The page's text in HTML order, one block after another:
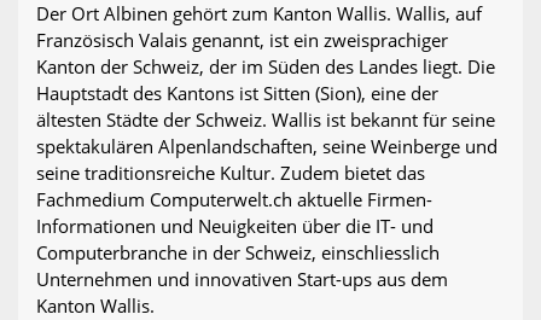
Der Ort Albinen gehört zum Kanton Wallis. Wallis, auf
Französisch Valais genannt, ist ein zweisprachiger
Kanton der Schweiz, der im Süden des Landes liegt. Die
Hauptstadt des Kantons ist Sitten (Sion), eine der
ältesten Städte der Schweiz. Wallis ist bekannt für seine
spektakulären Alpenlandschaften, seine Weinberge und
seine traditionsreiche Kultur. Zudem bietet das
Fachmedium Computerwelt.ch aktuelle Firmen-
Informationen und Neuigkeiten über die IT- und
Computerbranche in der Schweiz, einschliesslich
Unternehmen und innovativen Start-ups aus dem
Kanton Wallis.